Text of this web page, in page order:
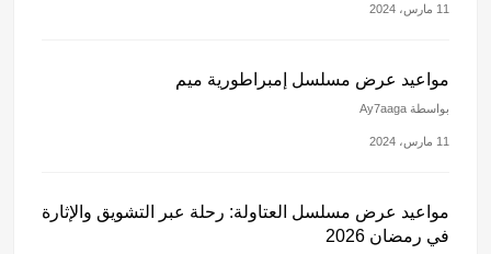
11 مارس، 2024
مواعيد عرض مسلسل إمبراطورية ميم
بواسطة Ay7aaga
11 مارس، 2024
مواعيد عرض مسلسل العتاولة: رحلة عبر التشويق والإثارة
في رمضان 2026